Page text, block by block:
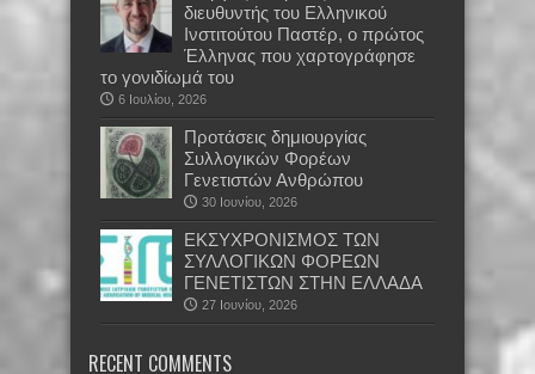
διευθυντής του Ελληνικού
Ινστιτούτου Παστέρ, ο πρώτος
Έλληνας που χαρτογράφησε
το γονιδίωμά του
6 Ιουλίου, 2026
Προτάσεις δημιουργίας
Συλλογικών Φορέων
Γενετιστών Ανθρώπου
30 Ιουνίου, 2026
EKΣΥΧΡΟΝΙΣΜΟΣ ΤΩΝ
ΣΥΛΛΟΓΙΚΩΝ ΦΟΡΕΩΝ
ΓΕΝΕΤΙΣΤΩΝ ΣΤΗΝ ΕΛΛΑΔΑ
27 Ιουνίου, 2026
RECENT COMMENTS